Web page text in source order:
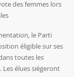
des femmes lors
le Parti
éligible sur ses
toutes les
élues siégeront